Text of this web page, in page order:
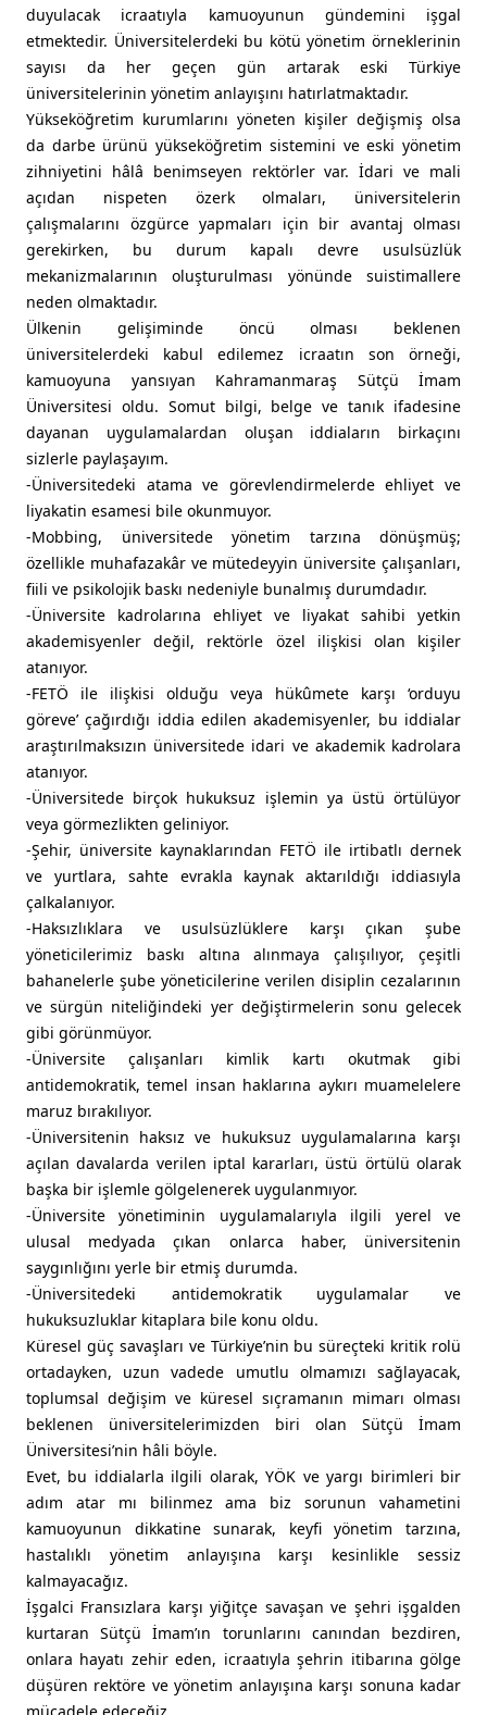
duyulacak icraatıyla kamuoyunun gündemini işgal
etmektedir. Üniversitelerdeki bu kötü yönetim örneklerinin
sayısı da her geçen gün artarak eski Türkiye
üniversitelerinin yönetim anlayışını hatırlatmaktadır.
Yükseköğretim kurumlarını yöneten kişiler değişmiş olsa
da darbe ürünü yükseköğretim sistemini ve eski yönetim
zihniyetini hâlâ benimseyen rektörler var. İdari ve mali
açıdan nispeten özerk olmaları, üniversitelerin
çalışmalarını özgürce yapmaları için bir avantaj olması
gerekirken, bu durum kapalı devre usulsüzlük
mekanizmalarının oluşturulması yönünde suistimallere
neden olmaktadır.
Ülkenin gelişiminde öncü olması beklenen
üniversitelerdeki kabul edilemez icraatın son örneği,
kamuoyuna yansıyan Kahramanmaraş Sütçü İmam
Üniversitesi oldu. Somut bilgi, belge ve tanık ifadesine
dayanan uygulamalardan oluşan iddiaların birkaçını
sizlerle paylaşayım.
-Üniversitedeki atama ve görevlendirmelerde ehliyet ve
liyakatin esamesi bile okunmuyor.
-Mobbing, üniversitede yönetim tarzına dönüşmüş;
özellikle muhafazakâr ve mütedeyyin üniversite çalışanları,
fiili ve psikolojik baskı nedeniyle bunalmış durumdadır.
-Üniversite kadrolarına ehliyet ve liyakat sahibi yetkin
akademisyenler değil, rektörle özel ilişkisi olan kişiler
atanıyor.
-FETÖ ile ilişkisi olduğu veya hükûmete karşı ‘orduyu
göreve’ çağırdığı iddia edilen akademisyenler, bu iddialar
araştırılmaksızın üniversitede idari ve akademik kadrolara
atanıyor.
-Üniversitede birçok hukuksuz işlemin ya üstü örtülüyor
veya görmezlikten geliniyor.
-Şehir, üniversite kaynaklarından FETÖ ile irtibatlı dernek
ve yurtlara, sahte evrakla kaynak aktarıldığı iddiasıyla
çalkalanıyor.
-Haksızlıklara ve usulsüzlüklere karşı çıkan şube
yöneticilerimiz baskı altına alınmaya çalışılıyor, çeşitli
bahanelerle şube yöneticilerine verilen disiplin cezalarının
ve sürgün niteliğindeki yer değiştirmelerin sonu gelecek
gibi görünmüyor.
-Üniversite çalışanları kimlik kartı okutmak gibi
antidemokratik, temel insan haklarına aykırı muamelelere
maruz bırakılıyor.
-Üniversitenin haksız ve hukuksuz uygulamalarına karşı
açılan davalarda verilen iptal kararları, üstü örtülü olarak
başka bir işlemle gölgelenerek uygulanmıyor.
-Üniversite yönetiminin uygulamalarıyla ilgili yerel ve
ulusal medyada çıkan onlarca haber, üniversitenin
saygınlığını yerle bir etmiş durumda.
-Üniversitedeki antidemokratik uygulamalar ve
hukuksuzluklar kitaplara bile konu oldu.
Küresel güç savaşları ve Türkiye’nin bu süreçteki kritik rolü
ortadayken, uzun vadede umutlu olmamızı sağlayacak,
toplumsal değişim ve küresel sıçramanın mimarı olması
beklenen üniversitelerimizden biri olan Sütçü İmam
Üniversitesi’nin hâli böyle.
Evet, bu iddialarla ilgili olarak, YÖK ve yargı birimleri bir
adım atar mı bilinmez ama biz sorunun vahametini
kamuoyunun dikkatine sunarak, keyfi yönetim tarzına,
hastalıklı yönetim anlayışına karşı kesinlikle sessiz
kalmayacağız.
İşgalci Fransızlara karşı yiğitçe savaşan ve şehri işgalden
kurtaran Sütçü İmam’ın torunlarını canından bezdiren,
onlara hayatı zehir eden, icraatıyla şehrin itibarına gölge
düşüren rektöre ve yönetim anlayışına karşı sonuna kadar